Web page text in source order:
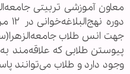
معاون آموزشی تربیتی
جهت انس طلاب
پیوستن طلابی که علاقه‌مند
وجود دارد و طلاب می‌توانند